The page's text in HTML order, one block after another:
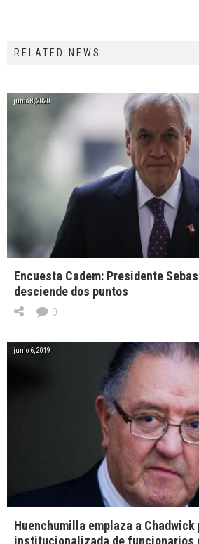
RELATED NEWS
junio 8, 2020
Encuesta Cadem: Presidente
desciende dos puntos
0
junio 6, 2019
Huenchumilla emplaza a
institucionalizada de funcionarios